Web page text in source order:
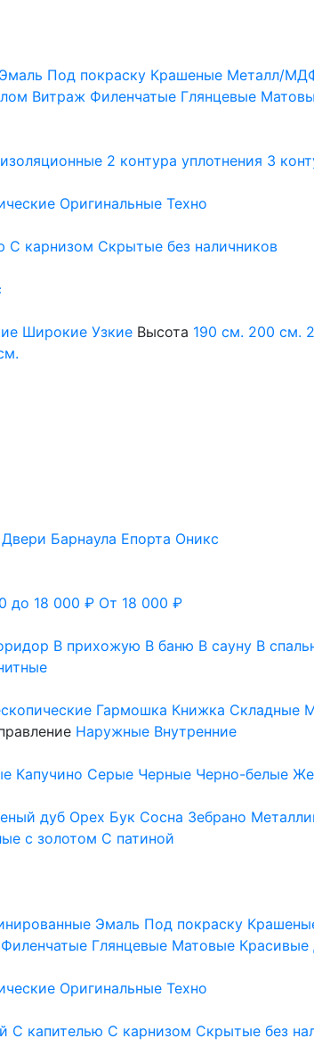
Эмаль Под покраску Крашеные Металл/
Витраж Филенчатые Глянцевые
2 контура уплотнения 3
Оригинальные Техно
С карнизом Скрытые без наличников
Широкие Узкие Высота 190 см. 200 см.
Двери Барнаула Епорта Оникс
до 18 000 ₽ От 18 000 ₽
В прихожую В баню В сауну В
Гармошка Книжка Складные
Наружные Внутренние
Капучино Серые Черные Черно-белые
дуб Орех Бук Сосна Зебрано
с золотом С патиной
Эмаль Под покраску
Филенчатые Глянцевые Матовые Красивые
Оригинальные Техно
С капителью С карнизом Скрытые без